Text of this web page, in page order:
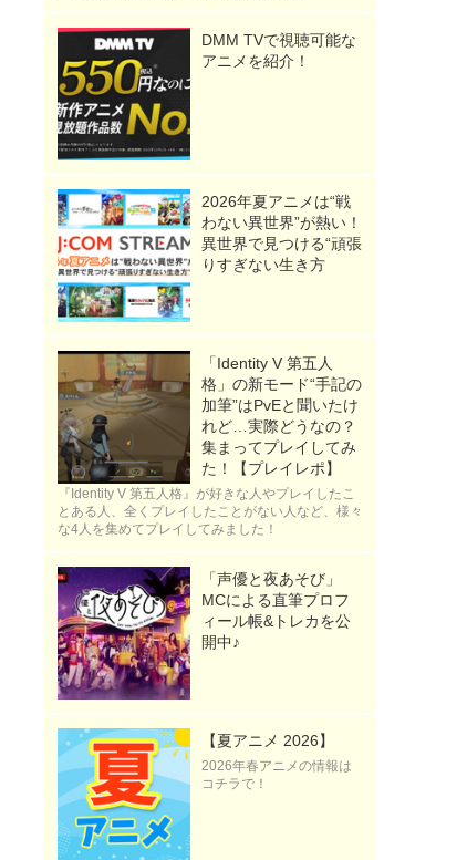
DMM TVで視聴可能な
アニメを紹介！
2026年夏アニメは“戦
わない異世界”が熱い！
異世界で見つける“頑張
りすぎない生き方
「Identity V 第五人
格」の新モード“手記の
加筆”はPvEと聞いたけ
れど…実際どうなの？
集まってプレイしてみ
た！【プレイレポ】
『Identity V 第五人格』が好きな人やプレイしたこ
とある人、全くプレイしたことがない人など、様々
な4人を集めてプレイしてみました！
「声優と夜あそび」
MCによる直筆プロフ
ィール帳&トレカを公
開中♪
【夏アニメ 2026】
2026年春アニメの情報は
コチラで！